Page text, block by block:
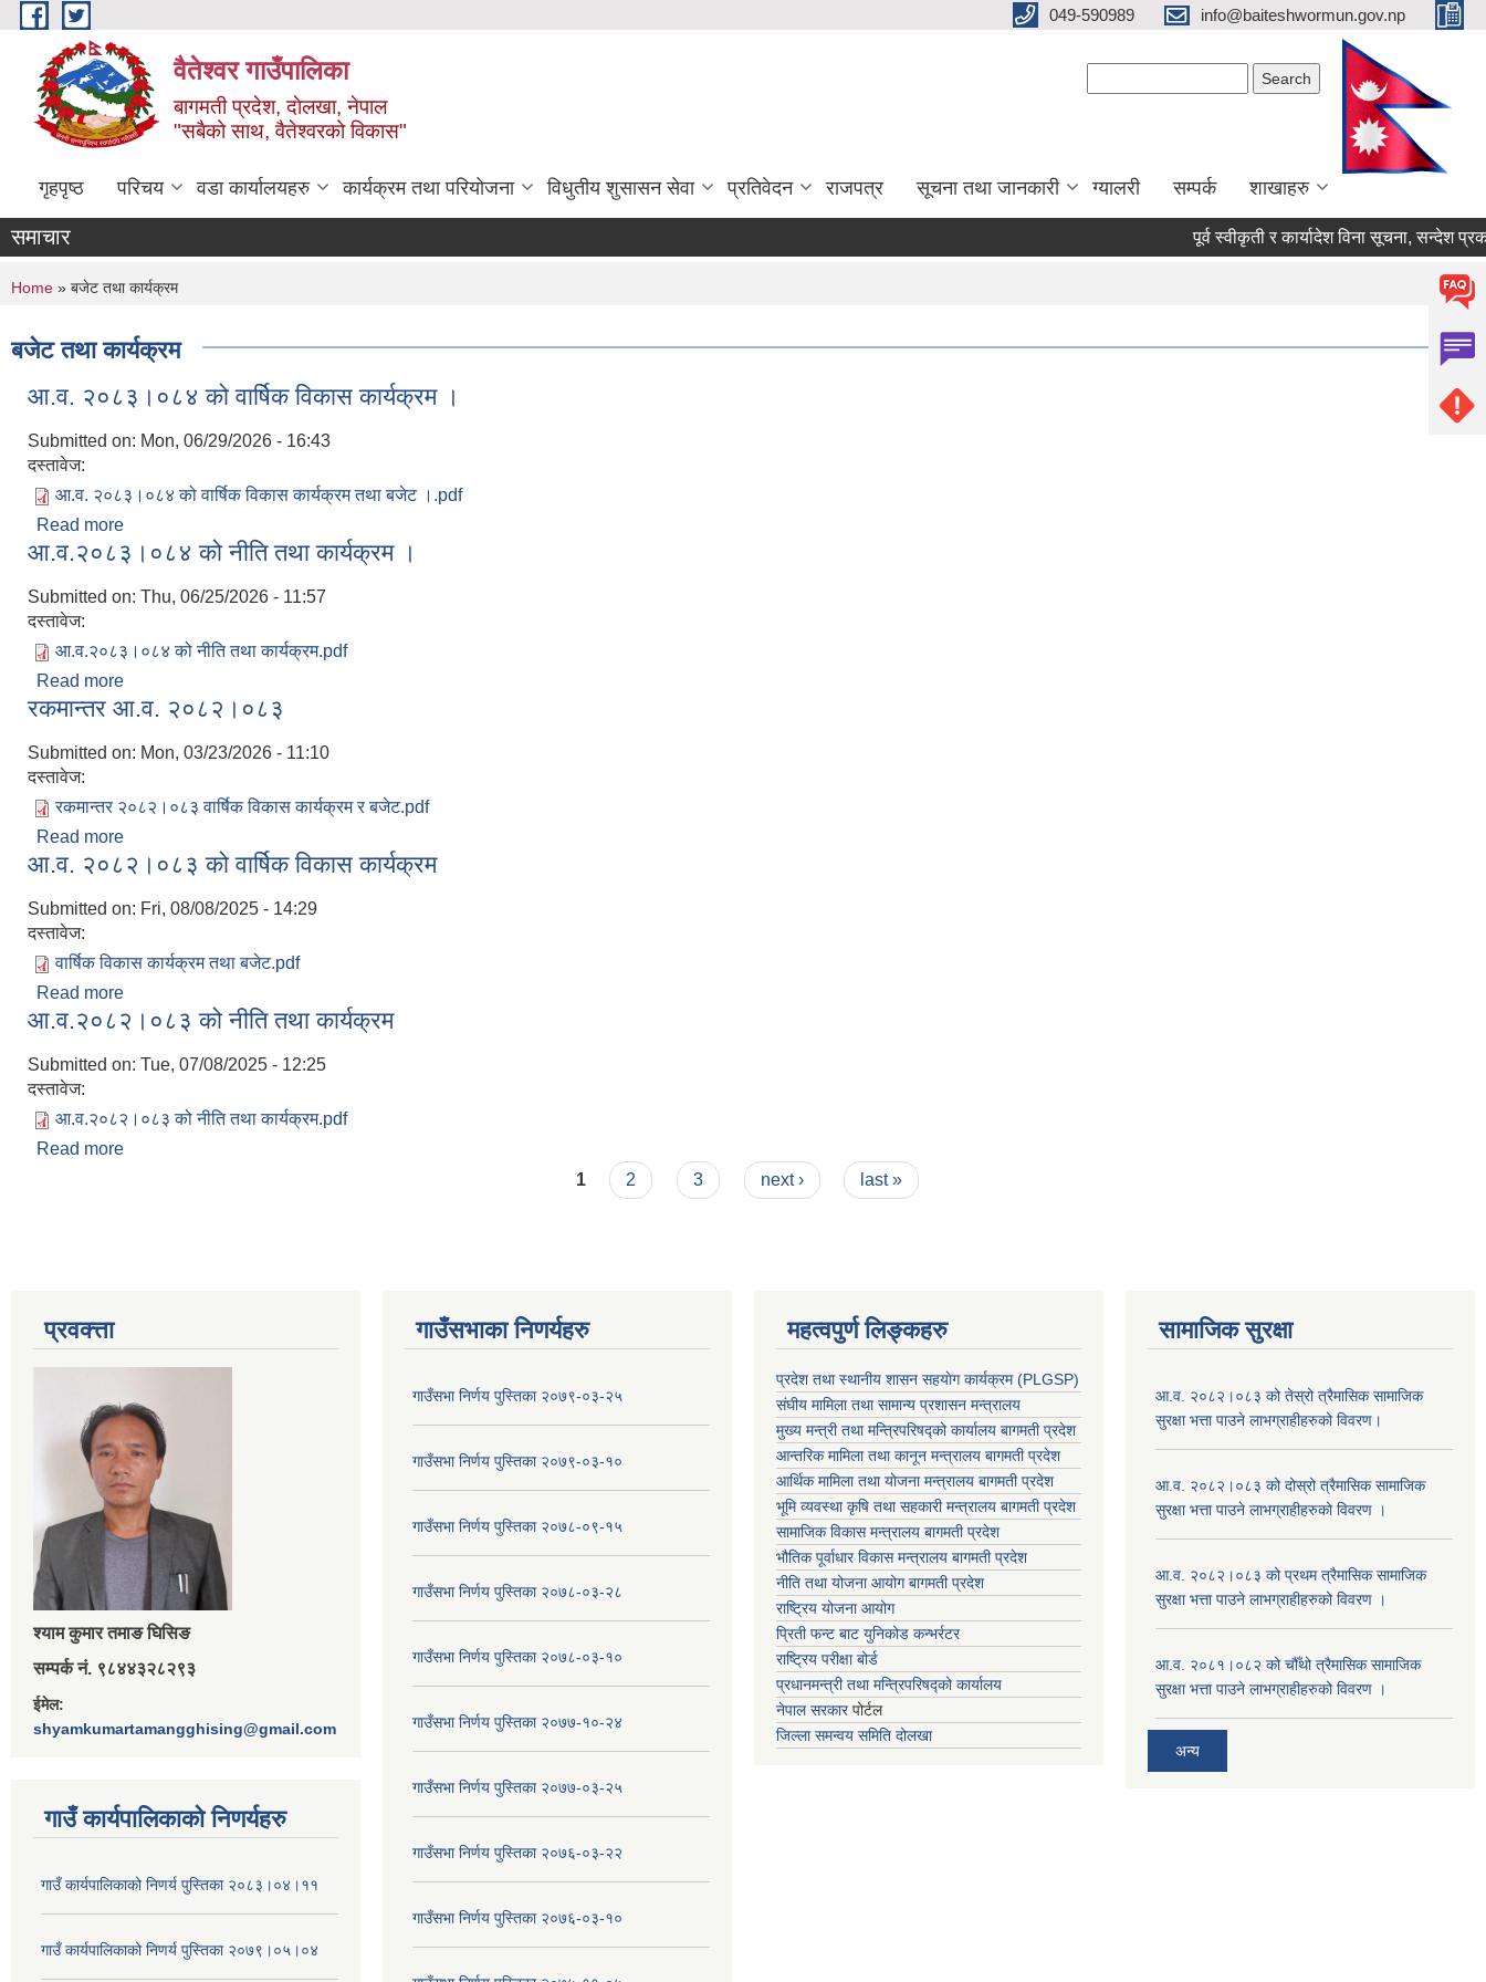
Skip to main content 049-590989 info@baiteshwormun.gov.np
वैतेश्वर गाउँपालिका
बागमती प्रदेश, दाेलखा, नेपाल
"सबैको साथ, वैतेश्वरको विकास"
गृहपृष्ठ परिचय वडा कार्यालयहरु कार्यक्रम तथा परियोजना विधुतीय शुसासन सेवा प्रतिवेदन राजपत्र सूचना तथा जानकारी ग्यालरी सम्पर्क शाखाहरु
समाचार पूर्व स्वीकृती र कार्यादेश विना सूचना, सन्देश
You are here
Home » बजेट तथा कार्यक्रम
बजेट तथा कार्यक्रम
आ.व. २०८३।०८४ को वार्षिक विकास कार्यक्रम ।
Submitted on: Mon, 06/29/2026 - 16:43
दस्तावेज:
आ.व. २०८३।०८४ को वार्षिक विकास कार्यक्रम तथा बजेट ।.pdf
Read more
आ.व.२०८३।०८४ को नीति तथा कार्यक्रम ।
Submitted on: Thu, 06/25/2026 - 11:57
दस्तावेज:
आ.व.२०८३।०८४ को नीति तथा कार्यक्रम.pdf
Read more
रकमान्तर आ.व. २०८२।०८३
Submitted on: Mon, 03/23/2026 - 11:10
दस्तावेज:
रकमान्तर २०८२।०८३ वार्षिक विकास कार्यक्रम र बजेट.pdf
Read more
आ.व. २०८२।०८३ को वार्षिक विकास कार्यक्रम
Submitted on: Fri, 08/08/2025 - 14:29
दस्तावेज:
वार्षिक विकास कार्यक्रम तथा बजेट.pdf
Read more
आ.व.२०८२।०८३ को नीति तथा कार्यक्रम
Submitted on: Tue, 07/08/2025 - 12:25
दस्तावेज:
आ.व.२०८२।०८३ को नीति तथा कार्यक्रम.pdf
Read more
1 2 3 next › last »
प्रवक्त्ता
श्‍याम कुमार तमाङ घिसिङ
सम्पर्क नं. ९८४४३२८२९३
ईमेल:
shyamkumartamangghising@gmail.com
गाउँ कार्यपालिकाकाे निणर्यहरु
गाउँ कार्यपालिकाको निणर्य पुस्तिका २०८३।०४।११
गाउँ कार्यपालिकाको निणर्य पुस्तिका २०७९।०५।०४
गाउँसभाका निणर्यहरु
गाउँसभा निर्णय पुस्तिका २०७९-०३-२५
गाउँसभा निर्णय पुस्तिका २०७९-०३-१०
गाउँसभा निर्णय पुस्तिका २०७८-०९-१५
गाउँसभा निर्णय पुस्तिका २०७८-०३-२८
गाउँसभा निर्णय पुस्तिका २०७८-०३-१०
गाउँसभा निर्णय पुस्तिका २०७७-१०-२४
गाउँसभा निर्णय पुस्तिका २०७७-०३-२५
गाउँसभा निर्णय पुस्तिका २०७६-०३-२२
गाउँसभा निर्णय पुस्तिका २०७६-०३-१०
महत्वपुर्ण लिङ्कहरु
प्रदेश तथा स्थानीय शासन सहयाेग कार्यक्रम (PLGSP)
संघीय मामिला तथा सामान्य प्रशासन मन्त्रालय
मुख्य मन्त्री तथा मन्त्रिपरिषद्को कार्यालय बागमती प्रदेश
आन्तरिक मामिला तथा कानून मन्त्रालय बागमती प्रदेश
आर्थिक मामिला तथा योजना मन्त्रालय बागमती प्रदेश
भूमि व्यवस्था कृषि तथा सहकारी मन्त्रालय बागमती प्रदेश
सामाजिक विकास मन्त्रालय बागमती प्रदेश
भौतिक पूर्वाधार विकास मन्त्रालय बागमती प्रदेश
नीति तथा योजना आयोग बागमती प्रदेश
राष्ट्रिय योजना आयोग
प्रिती फन्ट बाट युनिकोड कन्भर्रटर
राष्ट्रिय परीक्षा बोर्ड
प्रधानमन्त्री तथा मन्त्रिपरिषद्को कार्यालय
नेपाल सरकारपोर्टल
जिल्ला समन्वय समिति दोलखा
सामाजिक सुरक्षा
आ.व. २०८२।०८३ को तेस्रो त्रैमासिक सामाजिक
सुरक्षा भत्ता पाउने लाभग्राहीहरुको विवरण।
आ.व. २०८२।०८३ को दोस्रो त्रैमासिक सामाजिक
सुरक्षा भत्ता पाउने लाभग्राहीहरुको विवरण ।
आ.व. २०८२।०८३ को प्रथम त्रैमासिक सामाजिक
सुरक्षा भत्ता पाउने लाभग्राहीहरुको विवरण ।
आ.व. २०८१।०८२ को चौँथो त्रैमासिक सामाजिक
सुरक्षा भत्ता पाउने लाभग्राहीहरुको विवरण ।
अन्य